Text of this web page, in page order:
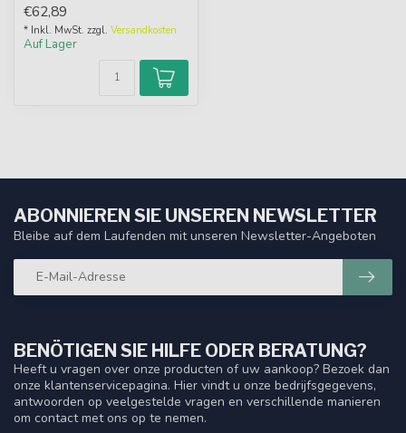
und das...
€62,89
* Inkl. MwSt. zzgl. Versandkosten
Auf Lager
BENÖTIGEN SIE HILFE ODER BERATUNG?
Heeft u vragen over onze producten of uw aankoop? Bezoek dan
onze klantenservicepagina. Hier vindt u onze bedrijfsgegevens,
antwoorden op veelgestelde vragen en verschillende manieren
om contact met ons op te nemen.
ABONNIEREN SIE UNSEREN NEWSLETTER
Bleibe auf dem Laufenden mit unseren Newsletter-Angeboten